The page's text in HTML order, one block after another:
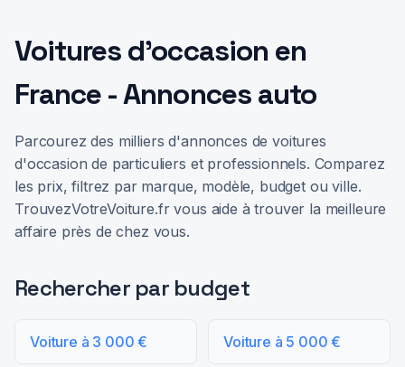
Voitures d'occasion en
France - Annonces auto
Parcourez des milliers d'annonces de voitures
d'occasion de particuliers et professionnels. Comparez
les prix, filtrez par marque, modèle, budget ou ville.
TrouvezVotreVoiture.fr vous aide à trouver la meilleure
affaire près de chez vous.
Rechercher par budget
Voiture à 3 000 € Voiture à 5 000 €